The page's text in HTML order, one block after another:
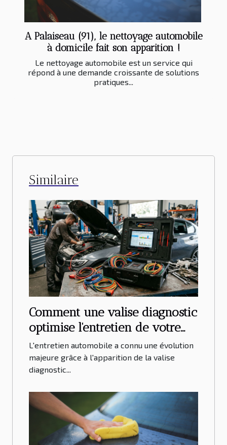
A Palaiseau (91), le nettoyage automobile
à domicile fait son apparition !
Le nettoyage automobile est un service qui
répond à une demande croissante de solutions
pratiques...
Similaire
Comment une valise diagnostic
optimise l'entretien de votre
véhicule ?
L'entretien automobile a connu une évolution
majeure grâce à l'apparition de la valise
diagnostic...